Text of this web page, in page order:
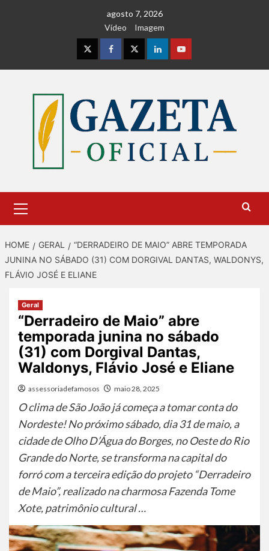
agosto 7, 2026
Vídeo
Imagem
InstagramFacebookTwitterLinkedinYoutube
Menu
HOME GERAL
“DERRADEIRO DE MAIO” ABRE TEMPORADA
JUNINA NO SÁBADO (31) COM DORGIVAL DANTAS, WALDONYS,
FLÁVIO JOSÉ E ELIANE
Geral
“Derradeiro de Maio” abre
temporada junina no sábado
(31) com Dorgival Dantas,
Waldonys, Flávio José e Eliane
assessoriadefamosos maio 28, 2025
O clima de São João já começa a tomar conta do
Nordeste! No próximo sábado, dia 31 de maio, a
cidade de Olho D’Água do Borges, no Oeste do Rio
Grande do Norte, se transforma na capital do
forró com a terceira edição do projeto “Derradeiro
de Maio”, realizado na charmosa Fazenda Tome
Xote, patrimônio cultural …